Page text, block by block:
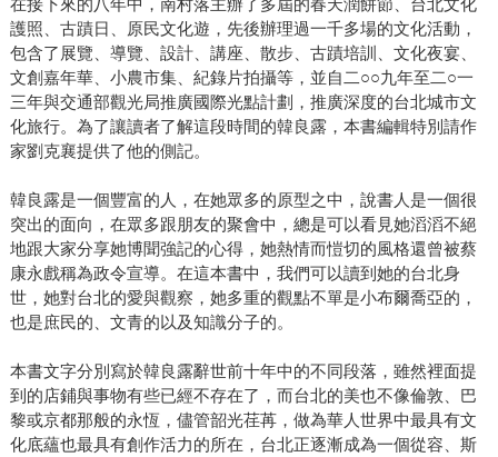
在接下來的八年中，南村落主辦了多屆的春天潤餅節、台北文化
護照、古蹟日、原民文化遊，先後辦理過一千多場的文化活動，
包含了展覽、導覽、設計、講座、散步、古蹟培訓、文化夜宴、
文創嘉年華、小農市集、紀錄片拍攝等，並自二○○九年至二○一
三年與交通部觀光局推廣國際光點計劃，推廣深度的台北城市文
化旅行。為了讓讀者了解這段時間的韓良露，本書編輯特別請作
家劉克襄提供了他的側記。
韓良露是一個豐富的人，在她眾多的原型之中，說書人是一個很
突出的面向，在眾多跟朋友的聚會中，總是可以看見她滔滔不絕
地跟大家分享她博聞強記的心得，她熱情而愷切的風格還曾被蔡
康永戲稱為政令宣導。在這本書中，我們可以讀到她的台北身
世，她對台北的愛與觀察，她多重的觀點不單是小布爾喬亞的，
也是庶民的、文青的以及知識分子的。
本書文字分別寫於韓良露辭世前十年中的不同段落，雖然裡面提
到的店鋪與事物有些已經不存在了，而台北的美也不像倫敦、巴
黎或京都那般的永恆，儘管韶光荏苒，做為華人世界中最具有文
化底蘊也最具有創作活力的所在，台北正逐漸成為一個從容、斯